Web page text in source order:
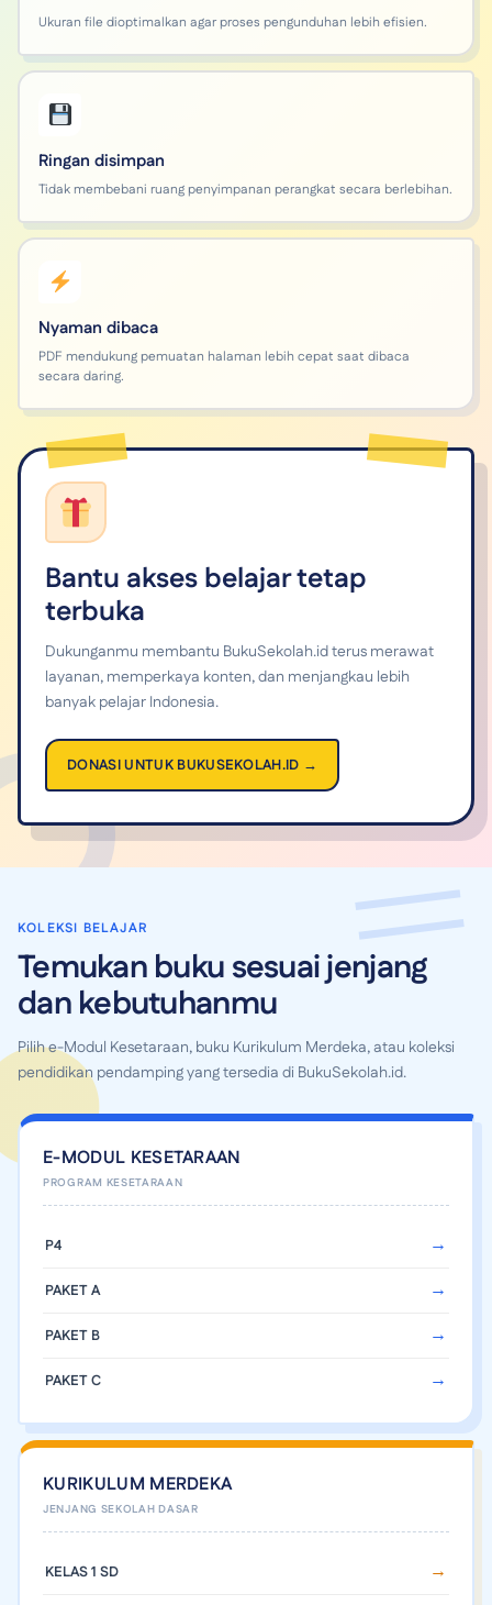
Ukuran file dioptimalkan agar proses pengunduhan lebih efisien.
Ringan disimpan
Tidak membebani ruang penyimpanan perangkat secara berlebihan.
Nyaman dibaca
PDF mendukung pemuatan halaman lebih cepat saat dibaca
secara daring.
Bantu akses belajar tetap
terbuka
Dukunganmu membantu BukuSekolah.id terus merawat
layanan, memperkaya konten, dan menjangkau lebih
banyak pelajar Indonesia.
DONASI UNTUK BUKUSEKOLAH.ID →
KOLEKSI BELAJAR
Temukan buku sesuai jenjang
dan kebutuhanmu
Pilih e-Modul Kesetaraan, buku Kurikulum Merdeka, atau koleksi
pendidikan pendamping yang tersedia di BukuSekolah.id.
E-MODUL KESETARAAN
P4
PAKET A
PAKET B
PAKET C
KURIKULUM MERDEKA
KELAS 1 SD